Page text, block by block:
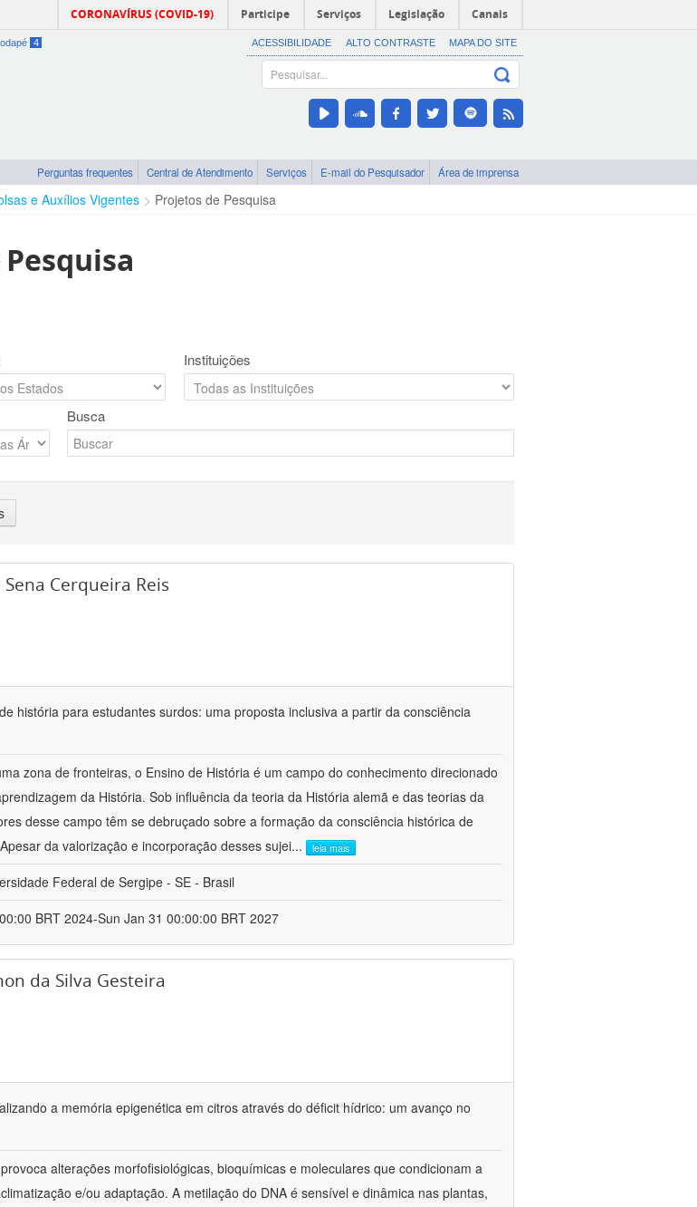
CORONAVÍRUS (COVID-19) Participe Serviços Legislação Canais
4 ACESSIBILIDADE ALTO CONTRASTE MAPA DO SITE
Perguntas frequentes Central de Atendimento Serviços E-mail do Pesquisador Área de imprensa
e Auxílios Vigentes Projetos de Pesquisa
Instituições
Busca
Cerqueira Reis
história para estudantes surdos: uma proposta inclusiva a partir da consciência
zona de fronteiras, o Ensino de História é um campo do conhecimento direcionado
da História. Sob influência da teoria da História alemã e das teorias da
desse campo têm se debruçado sobre a formação da consciência histórica de
da valorização e incorporação desses sujei... leia mais
Federal de Sergipe - SE - Brasil
BRT 2024-Sun Jan 31 00:00:00 BRT 2027
da Silva Gesteira
a memória epigenética em citros através do déficit hídrico: um avanço no
alterações morfofisiológicas, bioquímicas e moleculares que condicionam a
e/ou adaptação. A metilação do DNA é sensível e dinâmica nas plantas,